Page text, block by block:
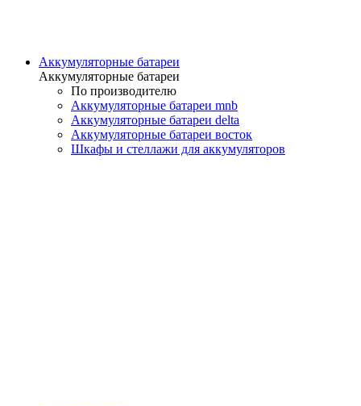
Аккумуляторные батареи
Аккумуляторные батареи
По производителю
Аккумуляторные батареи mnb
Аккумуляторные батареи delta
Аккумуляторные батареи восток
Шкафы и стеллажи для аккумуляторов